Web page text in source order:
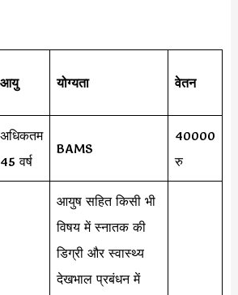
आयु योग्यता वेतन
अधिकतम
45 वर्ष
BAMS
40000
रु
आयुष सहित किसी भी
विषय में स्नातक की
डिग्री और स्वास्थ्य
देखभाल प्रबंधन में